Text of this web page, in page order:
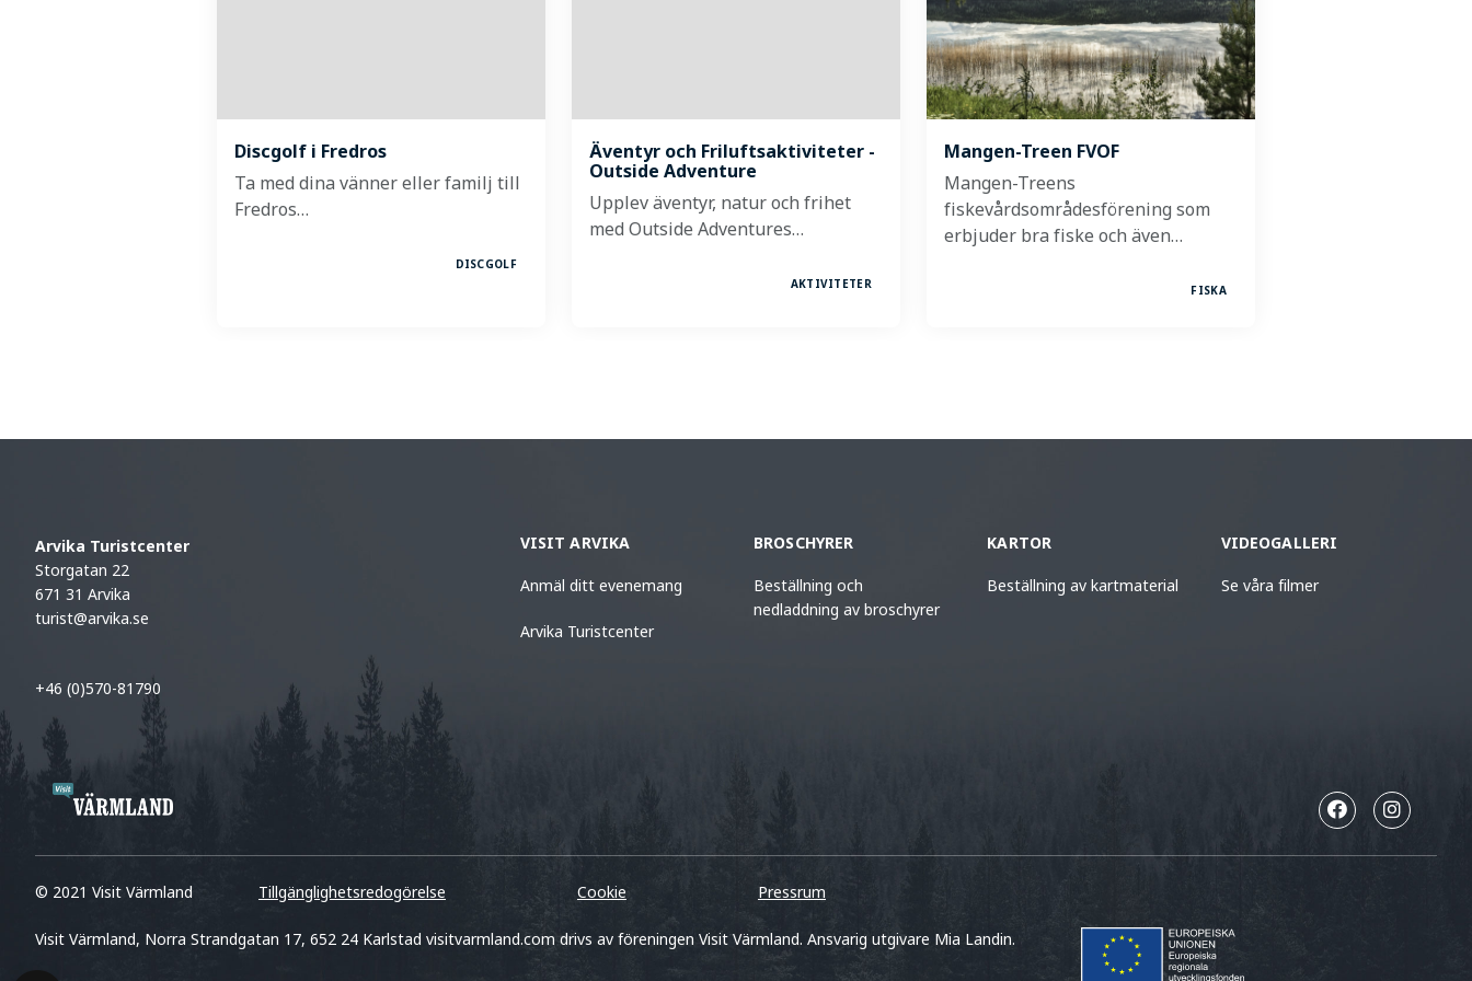
Discgolf i Fredros
Ta med dina vänner eller familj till
Fredros…
DISCGOLF
Äventyr och Friluftsaktiviteter -
Outside Adventure
Upplev äventyr, natur och frihet
med Outside Adventures…
AKTIVITETER
Mangen-Treen FVOF
Mangen-Treens
fiskevårdsområdesförening som
erbjuder bra fiske och även…
FISKA
Arvika Turistcenter
Storgatan 22
671 31 Arvika
turist@arvika.se
+46 (0)570-81790
VISIT ARVIKA
Anmäl ditt evenemang
Arvika Turistcenter
BROSCHYRER
Beställning och
nedladdning av broschyrer
KARTOR
Beställning av kartmaterial
VIDEOGALLERI
Se våra filmer
© 2021 Visit Värmland Tillgänglighetsredogörelse Cookie Pressrum
Visit Värmland, Norra Strandgatan 17, 652 24 Karlstad visitvarmland.com drivs av föreningen Visit Värmland. Ansvarig utgivare Mia Landin.